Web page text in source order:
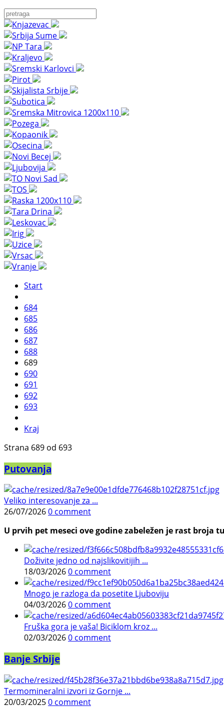
Start
684
685
686
687
688
689
690
691
692
693
Kraj
Strana 689 od 693
Putovanja
Veliko interesovanje za ...
26/07/20260 comment
U prvih pet meseci ove godine zabeležen je rast
Doživite jedno od najslikovitijih ...
18/03/20260 comment
Mnogo je razloga da posetite Ljuboviju
04/03/20260 comment
Fruška gora je vaša! Biciklom kroz ...
02/03/20260 comment
Banje Srbije
Termomineralni izvori iz Gornje ...
20/03/20250 comment